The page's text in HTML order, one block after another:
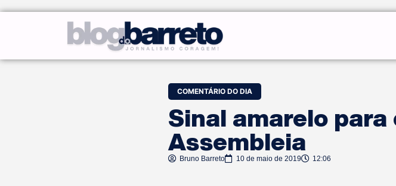
COMENTÁRIO DO DIA
Sinal amarelo para
Assembleia
Bruno Barreto 10 de maio de 2019 12:06